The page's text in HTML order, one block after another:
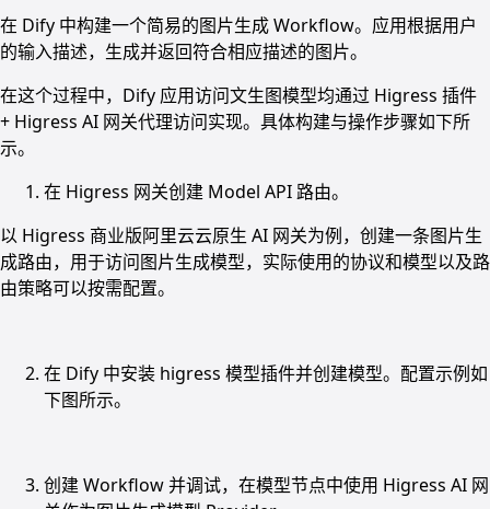
在 Dify 中构建一个简易的图片生成 Workflow。应用根据用户
的输入描述，生成并返回符合相应描述的图片。
在这个过程中，Dify 应用访问文生图模型均通过 Higress 插件
+ Higress AI 网关代理访问实现。具体构建与操作步骤如下所
示。
在 Higress 网关创建 Model API 路由。
以 Higress 商业版阿里云云原生 AI 网关为例，创建一条图片生
成路由，用于访问图片生成模型，实际使用的协议和模型以及路
由策略可以按需配置。
在 Dify 中安装 higress 模型插件并创建模型。配置示例如
下图所示。
创建 Workflow 并调试，在模型节点中使用 Higress AI 网